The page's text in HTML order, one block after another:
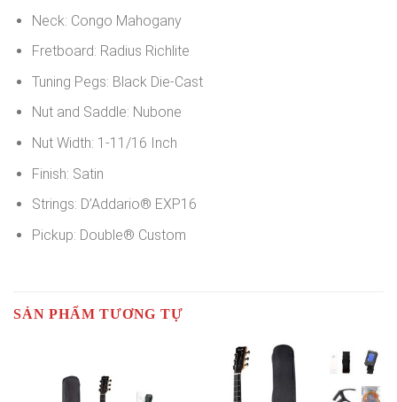
Neck: Congo Mahogany
Fretboard: Radius Richlite
Tuning Pegs: Black Die-Cast
Nut and Saddle: Nubone
Nut Width: 1-11/16 Inch
Finish: Satin
Strings: D’Addario® EXP16
Pickup: Double® Custom
SẢN PHẨM TƯƠNG TỰ